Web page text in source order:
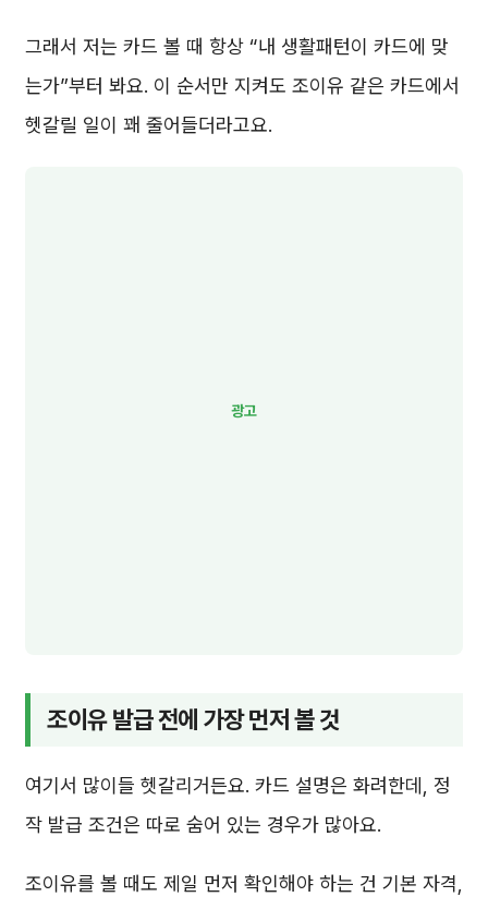
그래서 저는 카드 볼 때 항상 “내 생활패턴이 카드에 맞
는가”부터 봐요. 이 순서만 지켜도 조이유 같은 카드에서
헷갈릴 일이 꽤 줄어들더라고요.
조이유 발급 전에 가장 먼저 볼 것
여기서 많이들 헷갈리거든요. 카드 설명은 화려한데, 정
작 발급 조건은 따로 숨어 있는 경우가 많아요.
조이유를 볼 때도 제일 먼저 확인해야 하는 건 기본 자격,